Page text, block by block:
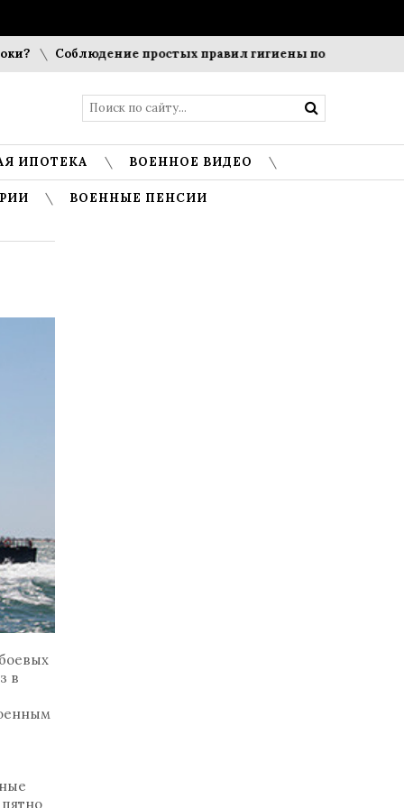
Соблюдение простых правил гигиены помогает
ИПОТЕКА ВОЕННОЕ ВИДЕО
ВОЕННЫЕ ПЕНСИИ
в